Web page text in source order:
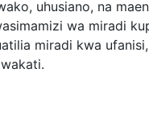
uhusiano, na
wa miradi
miradi kwa